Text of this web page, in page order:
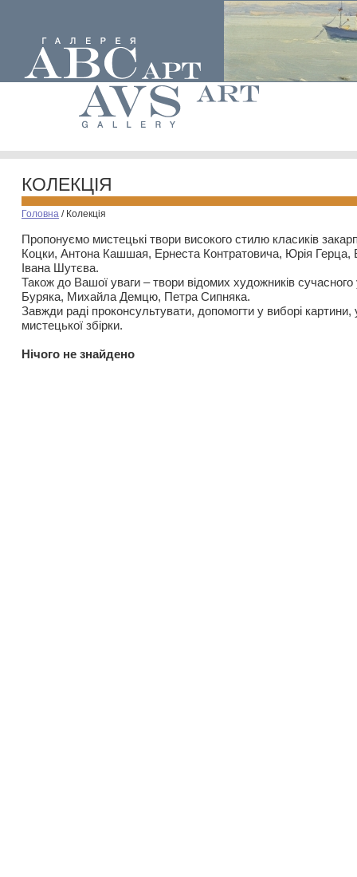
КОЛЕКЦІЯ
Головна / Колекція
Пропонуємо мистецькі твори високого стилю класиків
Коцки, Антона Кашшая, Ернеста Контратовича, Юрія
Івана Шутєва.
Також до Вашої уваги – твори відомих художників
Буряка, Михайла Демцю, Петра Сипняка.
Завжди раді проконсультувати, допомогти у виборі картини,
мистецької збірки.
Нiчого не знайдено